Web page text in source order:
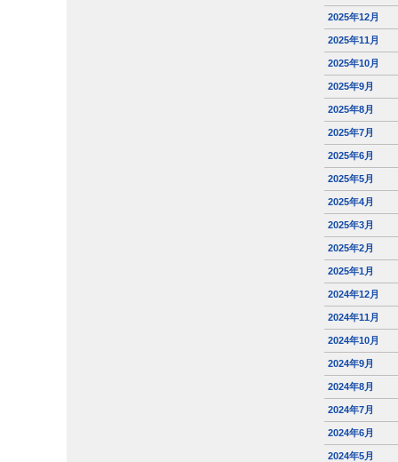
2025年12月
2025年11月
2025年10月
2025年9月
2025年8月
2025年7月
2025年6月
2025年5月
2025年4月
2025年3月
2025年2月
2025年1月
2024年12月
2024年11月
2024年10月
2024年9月
2024年8月
2024年7月
2024年6月
2024年5月